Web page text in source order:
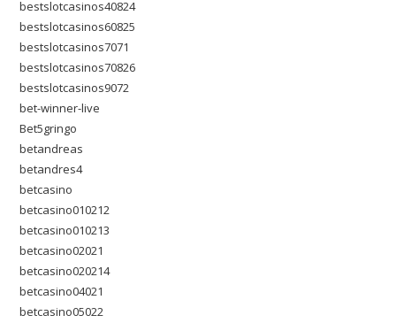
bestslotcasinos40824
bestslotcasinos60825
bestslotcasinos7071
bestslotcasinos70826
bestslotcasinos9072
bet-winner-live
Bet5gringo
betandreas
betandres4
betcasino
betcasino010212
betcasino010213
betcasino02021
betcasino020214
betcasino04021
betcasino05022